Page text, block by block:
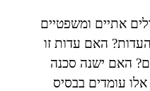
אתיים ומשפטיים
האם עדות זו
האם ישנה סכנה
עומדים בבסיס